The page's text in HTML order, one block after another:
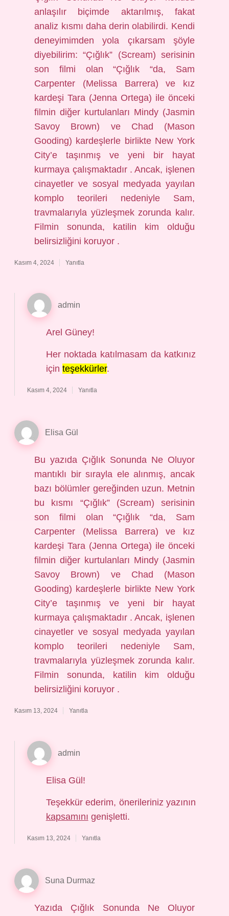
anlaşılır biçimde aktarılmış, fakat
analiz kısmı daha derin olabilirdi. Kendi
deneyimimden yola çıkarsam şöyle
diyebilirim: “Çığlık” (Scream) serisinin
son filmi olan “Çığlık “da, Sam
Carpenter (Melissa Barrera) ve kız
kardeşi Tara (Jenna Ortega) ile önceki
filmin diğer kurtulanları Mindy (Jasmin
Savoy Brown) ve Chad (Mason
Gooding) kardeşlerle birlikte New York
City’e taşınmış ve yeni bir hayat
kurmaya çalışmaktadır . Ancak, işlenen
cinayetler ve sosyal medyada yayılan
komplo teorileri nedeniyle Sam,
travmalarıyla yüzleşmek zorunda kalır.
Filmin sonunda, katilin kim olduğu
belirsizliğini koruyor .
Kasım 4, 2024 Yanıtla
admin
Arel Güney!
Her noktada katılmasam da katkınız
için teşekkürler.
Kasım 4, 2024 Yanıtla
Elisa Gül
Bu yazıda Çığlık Sonunda Ne Oluyor
mantıklı bir sırayla ele alınmış, ancak
bazı bölümler gereğinden uzun. Metnin
bu kısmı “Çığlık” (Scream) serisinin
son filmi olan “Çığlık “da, Sam
Carpenter (Melissa Barrera) ve kız
kardeşi Tara (Jenna Ortega) ile önceki
filmin diğer kurtulanları Mindy (Jasmin
Savoy Brown) ve Chad (Mason
Gooding) kardeşlerle birlikte New York
City’e taşınmış ve yeni bir hayat
kurmaya çalışmaktadır . Ancak, işlenen
cinayetler ve sosyal medyada yayılan
komplo teorileri nedeniyle Sam,
travmalarıyla yüzleşmek zorunda kalır.
Filmin sonunda, katilin kim olduğu
belirsizliğini koruyor .
Kasım 13, 2024 Yanıtla
admin
Elisa Gül!
Teşekkür ederim, önerileriniz yazının
kapsamını genişletti.
Kasım 13, 2024 Yanıtla
Suna Durmaz
Yazıda Çığlık Sonunda Ne Oluyor